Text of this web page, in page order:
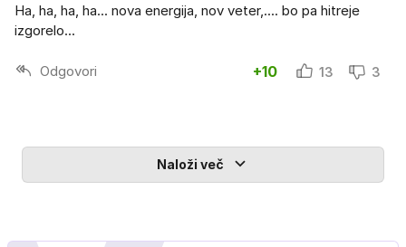
Ha, ha, ha, ha... nova energija, nov veter,.... bo pa hitreje
izgorelo...
Odgovori +10 13 3
Naloži več